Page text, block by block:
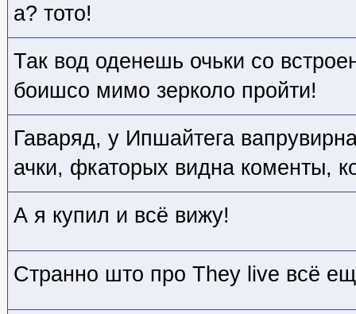
а? тото!
Так вод оденешь очьки со
боишсо мимо зерколо пройти!
Гаваряд, у Ипшайтега
ачки, фкаторых видна коменты,
А я купил и всё вижу!
Странно што про They live всё